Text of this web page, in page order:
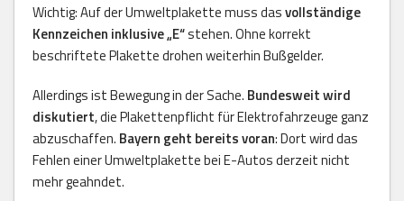
Wichtig: Auf der Umweltplakette muss dasvollständige
Kennzeichen inklusive „E“stehen. Ohne korrekt
beschriftete Plakette drohen weiterhin Bußgelder.
Allerdings ist Bewegung in der Sache. Bundesweit wird
diskutiert, die Plakettenpflicht für Elektrofahrzeuge ganz
abzuschaffen. Bayern geht bereits voran: Dort wird das
Fehlen einer Umweltplakette bei E-Autos derzeit nicht
mehr geahndet.